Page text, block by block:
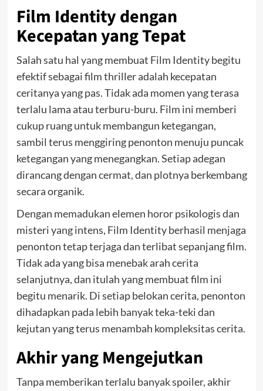
Film Identity dengan
Kecepatan yang Tepat
Salah satu hal yang membuat Film Identity begitu
efektif sebagai film thriller adalah kecepatan
ceritanya yang pas. Tidak ada momen yang terasa
terlalu lama atau terburu-buru. Film ini memberi
cukup ruang untuk membangun ketegangan,
sambil terus menggiring penonton menuju puncak
ketegangan yang menegangkan. Setiap adegan
dirancang dengan cermat, dan plotnya berkembang
secara organik.
Dengan memadukan elemen horor psikologis dan
misteri yang intens, Film Identity berhasil menjaga
penonton tetap terjaga dan terlibat sepanjang film.
Tidak ada yang bisa menebak arah cerita
selanjutnya, dan itulah yang membuat film ini
begitu menarik. Di setiap belokan cerita, penonton
dihadapkan pada lebih banyak teka-teki dan
kejutan yang terus menambah kompleksitas cerita.
Akhir yang Mengejutkan
Tanpa memberikan terlalu banyak spoiler, akhir